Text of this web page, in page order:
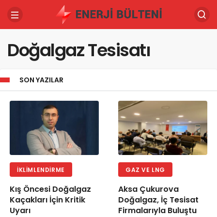
Doğalgaz Tesisatı
SON YAZILAR
İKLIMLENDIRME
Kış Öncesi Doğalgaz
Kaçakları İçin Kritik
Uyarı
GAZ VE LNG
Aksa Çukurova
Doğalgaz, İç Tesisat
Firmalarıyla Buluştu